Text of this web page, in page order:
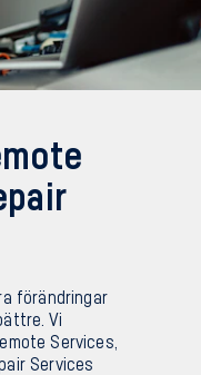
förändringar
Vi
Services,
Services